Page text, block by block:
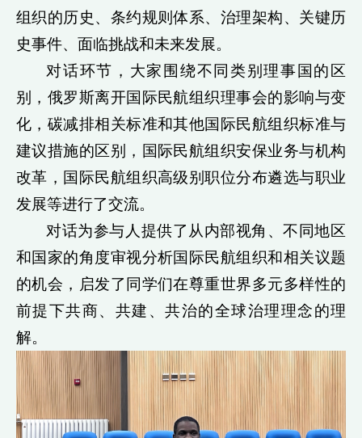
组织的历史、条约规则体系、治理架构、关键历
史事件、面临挑战和未来发展。
对话环节，大家围绕不同类别理事国的区
别，俄罗斯离开国际民航组织理事会的影响与变
化，碳减排相关标准和其他国际民航组织标准与
建议措施的区别，国际民航组织安保业务与机构
改革，国际民航组织高级别职位分布遴选与职业
发展等进行了交流。
对话为参与人提供了从内部视角、不同地区
和国家的角度审视分析国际民航组织和相关议题
的机会，启发了同学们在尊重世界多元多样性的
前提下共商、共建、共治的全球治理理念的理
解。